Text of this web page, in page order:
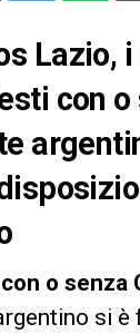
Lazio,
con o
con o senza
si